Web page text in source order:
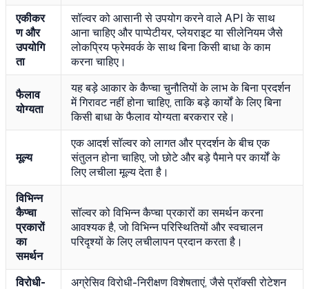
एकीकर
ण और
उपयोगि
ता
सॉल्वर को आसानी से उपयोग करने वाले API के साथ
आना चाहिए और पाप्पेटीयर, प्लेयराइट या सीलेनियम जैसे
लोकप्रिय फ्रेमवर्क के साथ बिना किसी बाधा के काम
करना चाहिए।
फैलाव
योग्यता
यह बड़े आकार के कैप्चा चुनौतियों के लाभ के बिना प्रदर्शन
में गिरावट नहीं होना चाहिए, ताकि बड़े कार्यों के लिए बिना
किसी बाधा के फैलाव योग्यता बरकरार रहे।
मूल्य
एक आदर्श सॉल्वर को लागत और प्रदर्शन के बीच एक
संतुलन होना चाहिए, जो छोटे और बड़े पैमाने पर कार्यों के
लिए लचीला मूल्य देता है।
विभिन्न
कैप्चा
प्रकारों
का
समर्थन
सॉल्वर को विभिन्न कैप्चा प्रकारों का समर्थन करना
आवश्यक है, जो विभिन्न परिस्थितियों और स्वचालन
परिदृश्यों के लिए लचीलापन प्रदान करता है।
विरोधी-
अग्रेसिव विरोधी-निरीक्षण विशेषताएं, जैसे प्रॉक्सी रोटेशन